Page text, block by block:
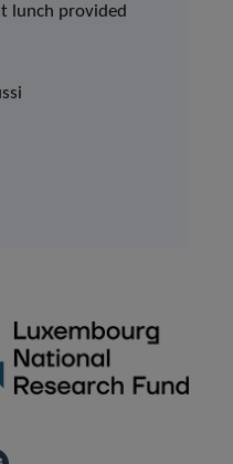
lunch provided